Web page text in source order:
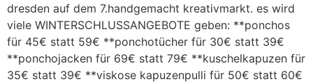
dresden auf dem 7.handgemacht kreativmarkt. es wird
viele WINTERSCHLUSSANGEBOTE geben: **ponchos
für 45€ statt 59€ **ponchotücher für 30€ statt 39€
**ponchojacken für 69€ statt 79€ **kuschelkapuzen für
35€ statt 39€ **viskose kapuzenpulli für 50€ statt 60€